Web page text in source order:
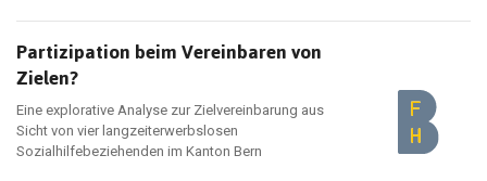
Partizipation beim Vereinbaren von
Zielen?
Eine explorative Analyse zur Zielvereinbarung aus
Sicht von vier langzeiterwerbslosen
Sozialhilfebeziehenden im Kanton Bern